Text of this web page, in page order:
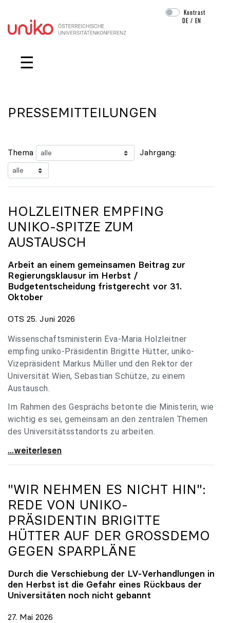
Navigation überspringen
Kontrast
DE /EN
☰
PRESSEMITTEILUNGEN
Thema Jahrgang:
HOLZLEITNER EMPFING
UNIKO-SPITZE ZUM
AUSTAUSCH
Arbeit an einem gemeinsamen Beitrag zur
Regierungsklausur im Herbst /
Budgetentscheidung fristgerecht vor 31.
Oktober
OTS 25. Juni 2026
Wissenschaftsministerin Eva-Maria Holzleitner
empfing uniko-Präsidentin Brigitte Hütter, uniko-
Vizepräsident Markus Müller und den Rektor der
Universität Wien, Sebastian Schütze, zu einem
Austausch.
Im Rahmen des Gesprächs betonte die Ministerin, wie
wichtig es sei, gemeinsam an den zentralen Themen
des Universitätsstandorts zu arbeiten.
Holzleitner empfing uniko-Spitze zum Austausch
...weiterlesen
"WIR NEHMEN ES NICHT HIN":
REDE VON UNIKO-
PRÄSIDENTIN BRIGITTE
HÜTTER AUF DER GROSSDEMO G
EGEN SPARPLÄNE
Durch die Verschiebung der LV-Verhandlungen in
den Herbst ist die Gefahr eines Rückbaus der
Universitäten noch nicht gebannt
27. Mai 2026